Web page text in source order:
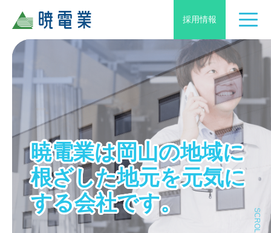
採用情報
暁電業は岡山の地域に
根ざした地元を元気に
する会社です。